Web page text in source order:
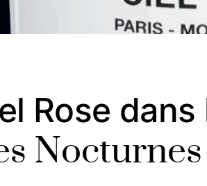
Rose dans
Nocturnes